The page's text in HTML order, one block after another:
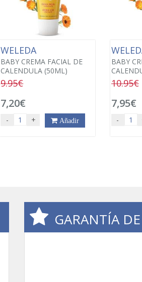
WELEDA
BABY CREMA FACIAL DE
CALENDULA (50ML)
9.95€
7,20€
- + Añadir
BABY
10.95€
7,95€
-
GARANTÍA